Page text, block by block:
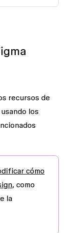
recursos de
los
cómo
, como
la